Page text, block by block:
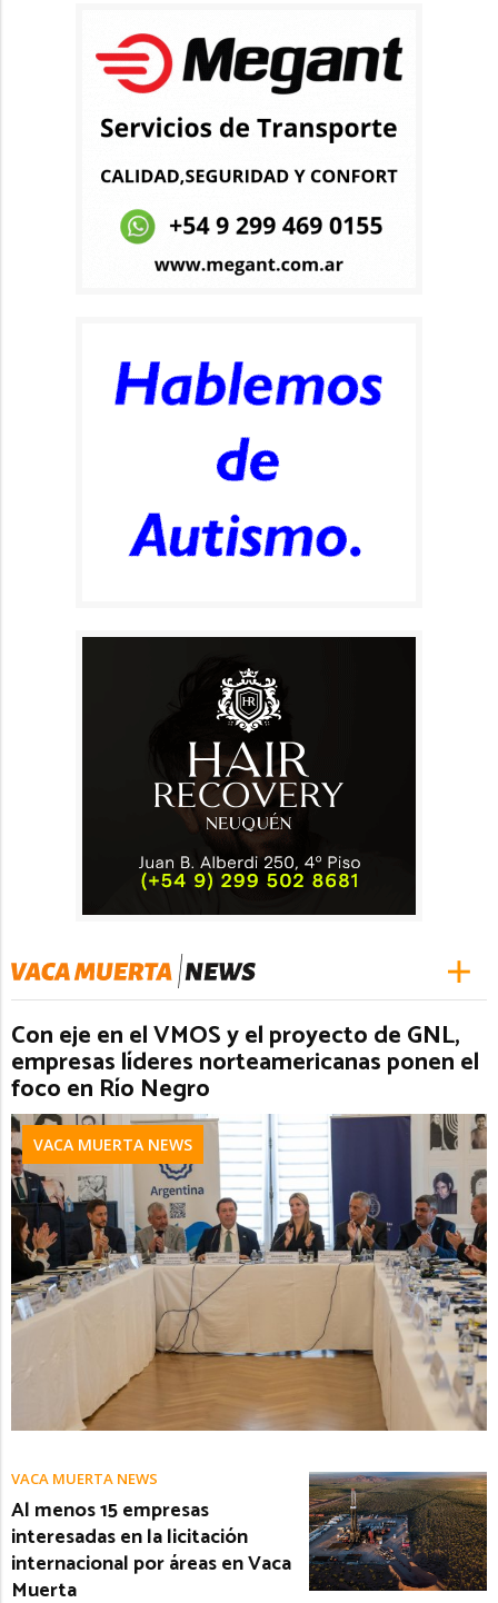
Con eje en el VMOS y el proyecto de GNL,
empresas líderes norteamericanas ponen el
foco en Río Negro
VACA MUERTA NEWS
VACA MUERTA NEWS
Al menos 15 empresas
interesadas en la licitación
internacional por áreas en Vaca
Muerta